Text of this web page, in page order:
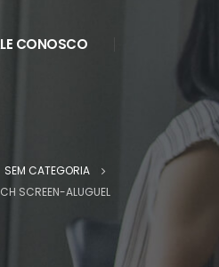
CONOSCO
SEM CATEGORIA
SCREEN-ALUGUEL